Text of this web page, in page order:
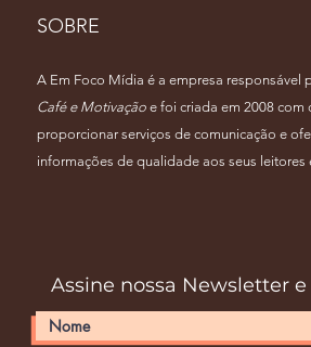
SOBRE
A Em Foco Mídia é a empresa responsável
Café e Motivação e foi criada em 2008 com
proporcionar serviços de comunicação e
informações de qualidade aos seus leitores
Assine nossa Newsletter